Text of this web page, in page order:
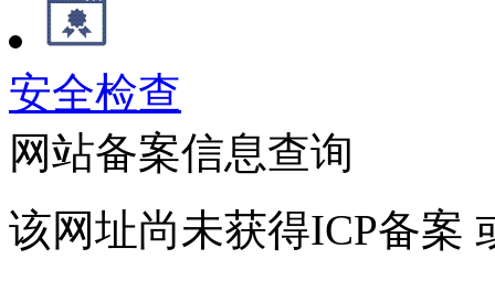
安全检查
网站备案信息查询
该网址尚未获得ICP备案